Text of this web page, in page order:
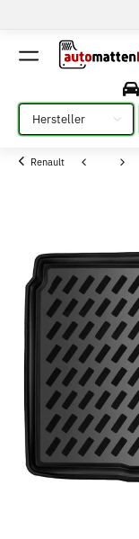
Bitte auswählen
Renault